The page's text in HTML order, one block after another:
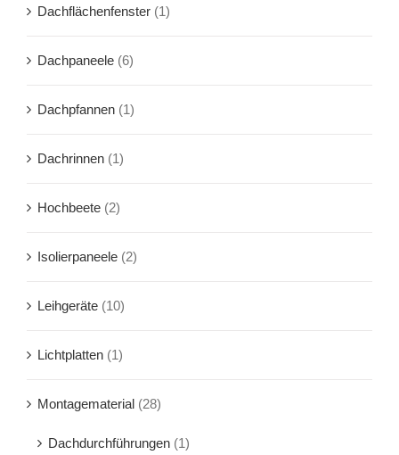
Dachflächenfenster (1)
Dachpaneele (6)
Dachpfannen (1)
Dachrinnen (1)
Hochbeete (2)
Isolierpaneele (2)
Leihgeräte (10)
Lichtplatten (1)
Montagematerial (28)
Dachdurchführungen (1)